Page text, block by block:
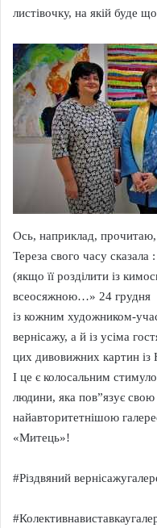
листівочку, на якій буде
Ось, наприклад,
Тереза свого часу сказала
(якщо її розділити із
всеосяжною…» 24 грудня
із кожним художником-
вернісажу, а й із усіма
цих дивовижних картин
І це є колосальним
людини, яка пов”язує
найавторитетнішою
«Митець»!
#Різдвяний